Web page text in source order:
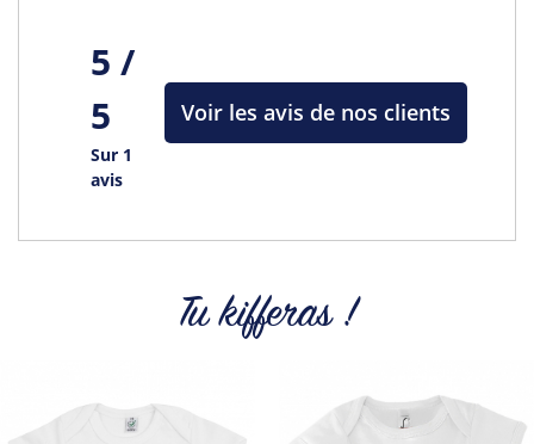
Tous les produits de la marque
5 /
5
Sur 1
avis
Voir les avis de nos clients
Tu kifferas !